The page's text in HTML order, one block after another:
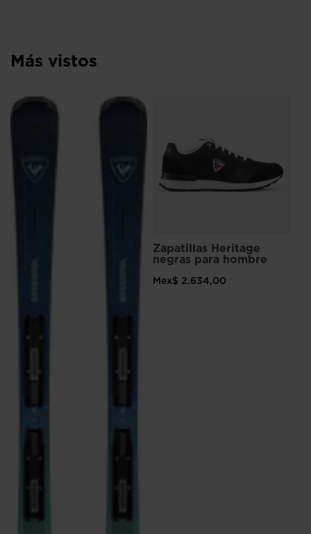
Más vistos
Zapatillas Heritage
negras para hombre
Mex$ 2.634,00